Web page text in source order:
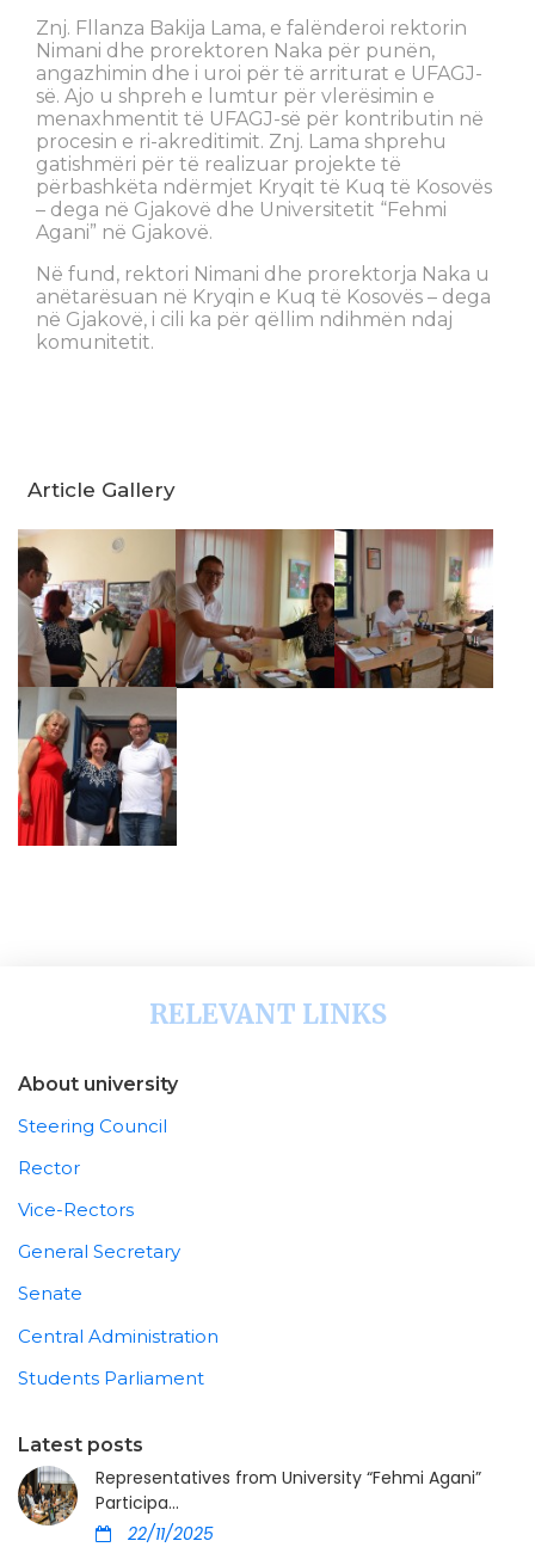
Znj. Fllanza Bakija Lama, e falënderoi rektorin
Nimani dhe prorektoren Naka për punën,
angazhimin dhe i uroi për të arriturat e UFAGJ-
së. Ajo u shpreh e lumtur për vlerësimin e
menaxhmentit të UFAGJ-së për kontributin në
procesin e ri-akreditimit. Znj. Lama shprehu
gatishmëri për të realizuar projekte të
përbashkëta ndërmjet Kryqit të Kuq të Kosovës
– dega në Gjakovë dhe Universitetit “Fehmi
Agani” në Gjakovë.
Në fund, rektori Nimani dhe prorektorja Naka u
anëtarësuan në Kryqin e Kuq të Kosovës – dega
në Gjakovë, i cili ka për qëllim ndihmën ndaj
komunitetit.
Article Gallery
RELEVANT LINKS
About university
Steering Council
Rector
Vice-Rectors
General Secretary
Senate
Central Administration
Students Parliament
Latest posts
Representatives from University “Fehmi Agani”
Participa...
22/11/2025